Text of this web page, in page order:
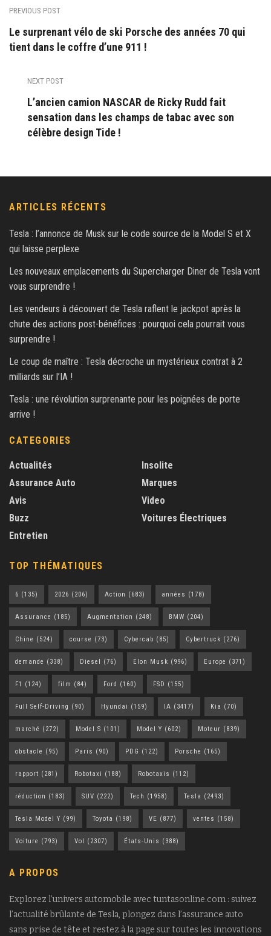
PREVIOUS POST
Le surprenant vélo de ski Porsche des années 70 qui
tient dans le coffre d’une 911 !
NEXT POST
L’ancien camion NASCAR de Ricky Rudd fait
sensation dans les champs de tabac avec son
célèbre design Tide !
ARTICLES RÉCENTS
Tesla : l’annonce de Musk sur le code source de la Model S et X
qui laisse perplexe
Les nouveaux emplacements du Supercharger Diner de Tesla vont
vous surprendre !
Les vendeurs à découvert de Tesla raflent le jackpot après la
chute des actions post-bénéfices : pourquoi cela pourrait vous
surprendre !
Le coup de maître : Tesla décroche un mystérieux contrat à 2
milliards sur l’IA !
Tesla : une révolution surprenante pour les poignées de porte
arrive !
CATEGORIES
Actualités
Assurance Auto
Avis
Buzz
Entretien
Insolite
Marques
Video
Voitures Électriques
TOP THÉMATIQUES
6 (135) 2026 (206) Action (683) années (178)
Assurance (185) Augmentation (248) BMW (204)
Chine (524) course (73) Cybercab (85) Cybertruck (276)
demande (338) Diesel (76) Elon Musk (996) Europe (371)
F1 (124) film (84) Ford (160) FSD (155)
Full Self-Driving (90) Hyundai (159) IA (3417) Kia (70)
marché (272) Model S (101) Model Y (602) Moteur (839)
obstacle (95) Paris (90) PDG (122) Porsche (165)
rapport (281) Robotaxi (188) Robotaxis (112)
réduction (183) SUV (222) Tech (1958) Tesla (2493)
Tesla Model Y (99) Toyota (198) VE (877) ventes (158)
Voiture (793) Vol (2307) États-Unis (388)
A PROPOS
Explorez l’univers automobile avec tuntasonline.com : suivez
l’actualité brûlante de Tesla, plongez dans l’assurance auto
sans prise de tête et restez à la page sur toutes les innovations